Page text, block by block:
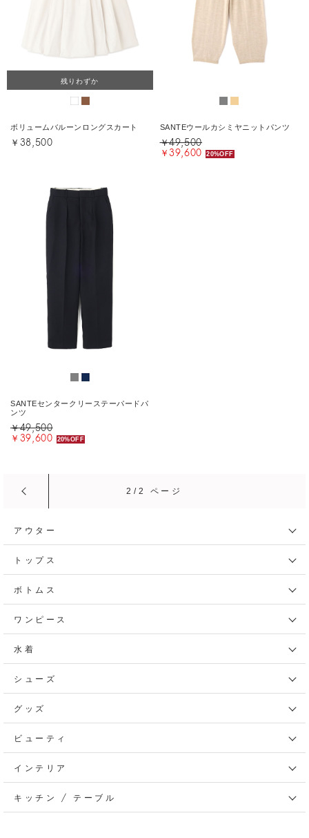
残りわずか
ボリュームバルーンロングスカート
￥38,500
SANTEウールカシミヤニットパンツ
￥49,500
￥39,600 20%OFF
SANTEセンタークリーステーパードパ
ンツ
￥49,500
￥39,600 20%OFF
2/2 ページ
アウター
トップス
ボトムス
ワンピース
水着
シューズ
グッズ
ビューティ
インテリア
キッチン / テーブル